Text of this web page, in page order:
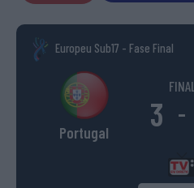
Europeu Sub17 - Fase Final
Portugal
FINAL
3 -